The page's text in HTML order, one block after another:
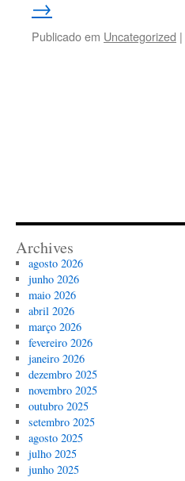
→
Publicado em Uncategorized |
Archives
agosto 2026
junho 2026
maio 2026
abril 2026
março 2026
fevereiro 2026
janeiro 2026
dezembro 2025
novembro 2025
outubro 2025
setembro 2025
agosto 2025
julho 2025
junho 2025